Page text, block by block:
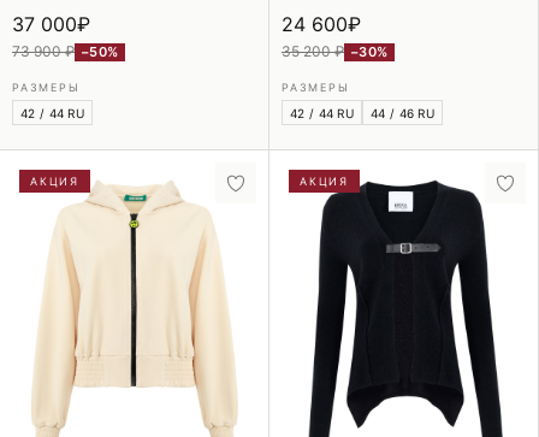
37 000₽
73 900 ₽ −50%
РАЗМЕРЫ
42 / 44 RU
24 600₽
35 200 ₽ −30%
РАЗМЕРЫ
42 / 44 RU 44 / 46 RU
АКЦИЯ АКЦИЯ